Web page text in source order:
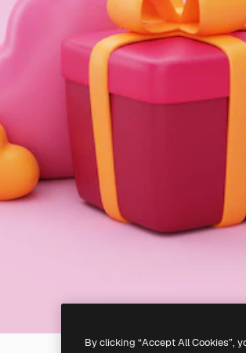
By clicking “Accept All Cookies”,